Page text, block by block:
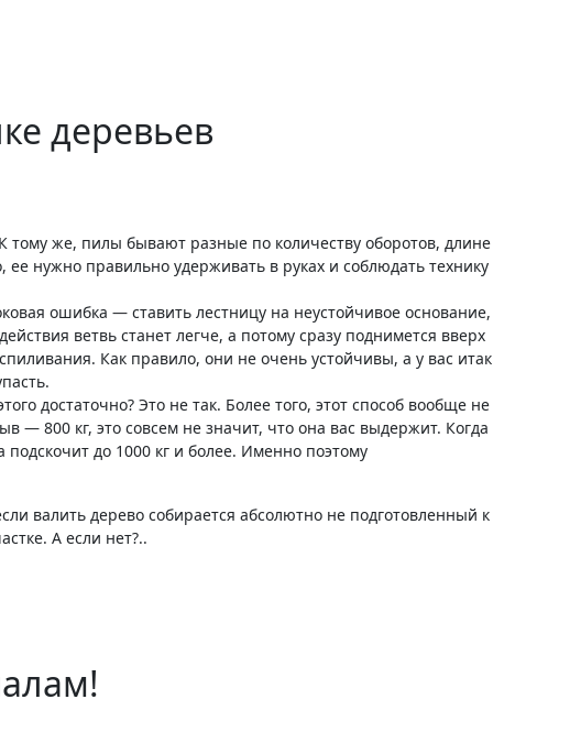
деревьев
тому же, пилы бывают разные по количеству оборотов, длине
нужно правильно удерживать в руках и соблюдать технику
ошибка — ставить лестницу на неустойчивое основание,
ветвь станет легче, а потому сразу поднимется вверх
Как правило, они не очень устойчивы, а у вас итак
достаточно? Это не так. Более того, этот способ вообще не
— 800 кг, это совсем не значит, что она вас выдержит. Когда
подскочит до 1000 кг и более. Именно поэтому
валить дерево собирается абсолютно не подготовленный к
А если нет?..